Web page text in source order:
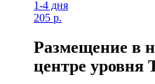
1-4 дня
205 р.
Размещение в
центре